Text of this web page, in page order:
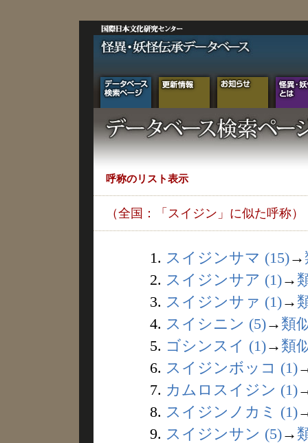
呼称のリスト表示
（全国：「スイジン」に似た呼称）
1. スイジンサマ (15)→
2. スイジンサア (1)→
3. スイジンサァ (1)→
4. スイシニン (5)→ 類
5. ゴシンスイ (1)→ 類
6. スイジンボッコ (1)
7. カムロスイジン (1)
8. スイジンノカミ (1)
9. スイジンサン (5)→